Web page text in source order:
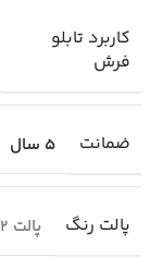
کاربرد تابلو
فرش
ضمانت 5 سال
پالت رنگ پالت 32